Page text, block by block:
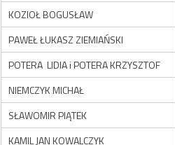
KOZIOŁ BOGUSŁAW
PAWEŁ ŁUKASZ ZIEMIAŃSKI
POTERA LIDIA i POTERA KRZYSZTOF
NIEMCZYK MICHAŁ
SŁAWOMIR PIĄTEK
KAMIL JAN KOWALCZYK